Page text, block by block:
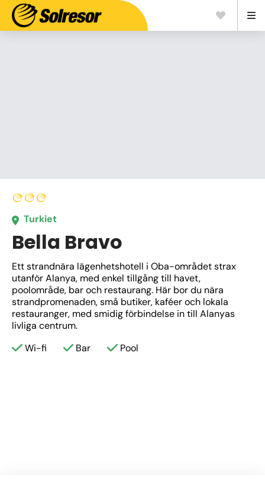
Turkiet
Bella Bravo
Ett strandnära lägenhetshotell i Oba-området strax
utanför Alanya, med enkel tillgång till havet,
poolområde, bar och restaurang. Här bor du nära
strandpromenaden, små butiker, kaféer och lokala
restauranger, med smidig förbindelse in till Alanyas
livliga centrum.
Wi-fi
Bar Pool